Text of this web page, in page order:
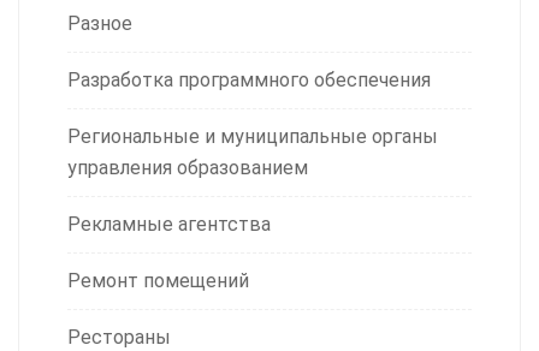
Разное
Разработка программного обеспечения
Региональные и муниципальные органы
управления образованием
Рекламные агентства
Ремонт помещений
Рестораны